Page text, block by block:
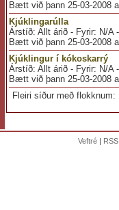
Bætt við þann 25-03-2008
Kjúklingarúlla
Árstíð: Allt árið - Fyrir: N/A
Bætt við þann 25-03-2008
Kjúklingur í kókoskarrý
Árstíð: Allt árið - Fyrir: N/A
Bætt við þann 25-03-2008
Fleiri síður með flokknum:
Veftré| RSS